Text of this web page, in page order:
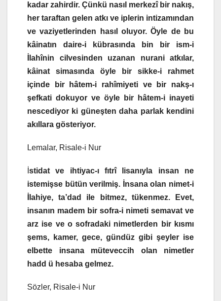
kadar zahirdir. Çünkü nasıl merkezî bir nakış,
her taraftan gelen atkı ve iplerin intizamından
ve vaziyetlerinden hasıl oluyor. Öyle de bu
kâinatın daire-i kübrasında bin bir ism-i
İlahînin cilvesinden uzanan nurani atkılar,
kâinat simasında öyle bir sikke-i rahmet
içinde bir hâtem-i rahîmiyeti ve bir nakş-ı
şefkati dokuyor ve öyle bir hâtem-i inayeti
nescediyor ki güneşten daha parlak kendini
akıllara gösteriyor.
Lemalar, Risale-i Nur
stidat ve ihtiyac-ı fıtrî lisanıyla insan ne
istemişse bütün verilmiş. İnsana olan nimet-i
İlahiye, ta’dad ile bitmez, tükenmez. Evet,
insanın madem bir sofra-i nimeti semavat ve
arz ise ve o sofradaki nimetlerden bir kısmı
şems, kamer, gece, gündüz gibi şeyler ise
elbette insana müteveccih olan nimetler
hadd ü hesaba gelmez.
Sözler, Risale-i Nur